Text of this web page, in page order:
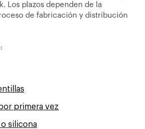
Los plazos dependen de la
de fabricación y distribución
primera vez
silicona